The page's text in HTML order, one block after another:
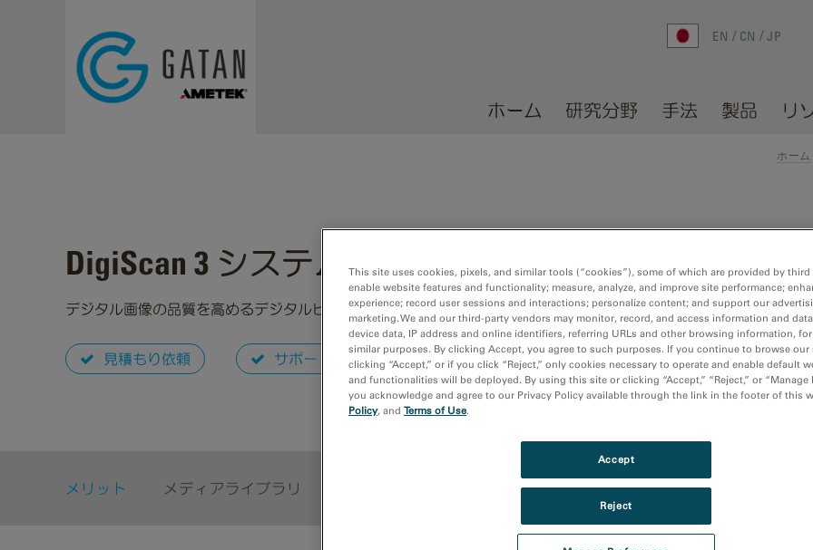
EN CN JP
ホーム 研究分野 手法 製品 リ
ホーム
DigiScan 3 システム
デジタル画像の品質を高めるデジタルビーム制御および画像処理システム。
見積もり依頼 サポートリクエスト
メリット メディアライブラリ リソース
This site uses cookies, pixels, and similar tools (“cookies”), some of which are provided by third
enable website features and functionality; measure, analyze, and improve site performance;
experience; record user sessions and interactions; personalize content; and support our
marketing. We and our third-party vendors may monitor, record, and access information and
device data, IP address and online identifiers, referring URLs and other browsing information,
similar purposes. By clicking Accept, you agree to such purposes. If you continue to browse
clicking “Accept,” or if you click “Reject,” only cookies necessary to operate and enable default
and functionalities will be deployed. By using this site or clicking “Accept,” “Reject,” or “Manage
you acknowledge and agree to our Privacy Policy available through the link in the footer of this
Policy, and Terms of Use.
Reject
Accept